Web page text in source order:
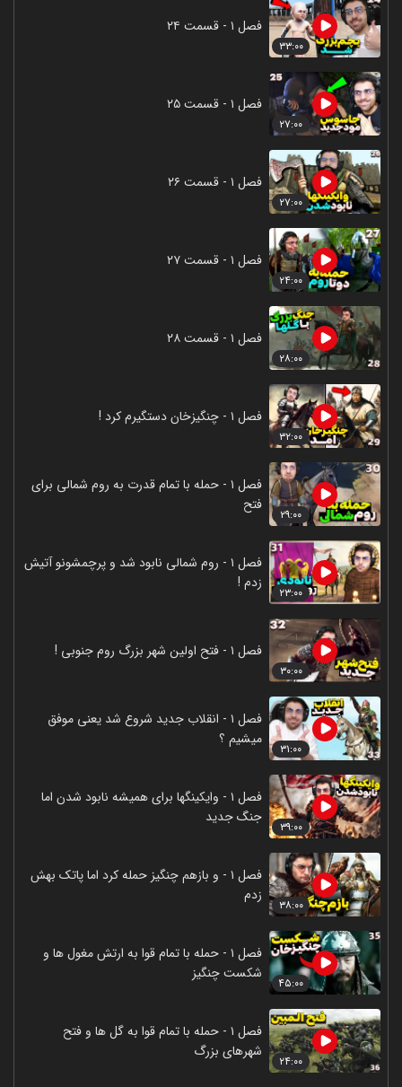
۳۳:۰۰
فصل ۱ - قسمت ۲۴
۲۷:۰۰
فصل ۱ - قسمت ۲۵
۲۷:۰۰
فصل ۱ - قسمت ۲۶
۲۴:۰۰
فصل ۱ - قسمت ۲۷
۲۸:۰۰
فصل ۱ - قسمت ۲۸
۳۲:۰۰
فصل ۱ - چنگیزخان دستگیرم کرد !
۲۹:۰۰
فصل ۱ - حمله با تمام قدرت به روم شمالی برای
فتح
۲۳:۰۰
فصل ۱ - روم شمالی نابود شد و پرچمشونو آتیش
زدم !
۳۰:۰۰
فصل ۱ - فتح اولین شهر بزرگ روم جنوبی !
۳۱:۰۰
فصل ۱ - انقلاب جدید شروع شد یعنی موفق
میشیم ؟
۳۹:۰۰
فصل ۱ - وایکینگها برای همیشه نابود شدن اما
جنگ جدید
۳۸:۰۰
فصل ۱ - و بازهم چنگیز حمله کرد اما پاتک بهش
زدم
۴۵:۰۰
فصل ۱ - حمله با تمام قوا به ارتش مغول ها و
شکست چنگیز
۲۴:۰۰
فصل ۱ - حمله با تمام قوا به گل ها و فتح
شهرهای بزرگ